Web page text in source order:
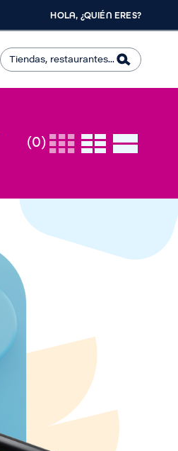
HOLA, ¿QUIÉN ERES?
(0)